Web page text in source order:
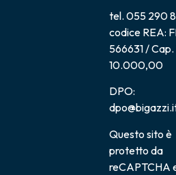
tel. 055 290
codice REA:
566631 / Cap.
10.000,00
DPO:
Questo sito è
protetto da
reCAPTCHA